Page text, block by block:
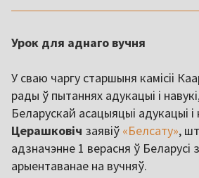
Урок для аднаго вучня
У сваю чаргу старшыня камісіі
рады ў пытаннях адукацыі і
Беларускай асацыяцыі адукацыі і
Церашковіч заявіў «Белсату»,
адзначэнне 1 верасня ў Беларусі
арыентаванае на вучняў.